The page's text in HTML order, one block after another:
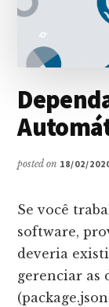
posted on 18/02/
Se você
software,
deveria
gerenciar as